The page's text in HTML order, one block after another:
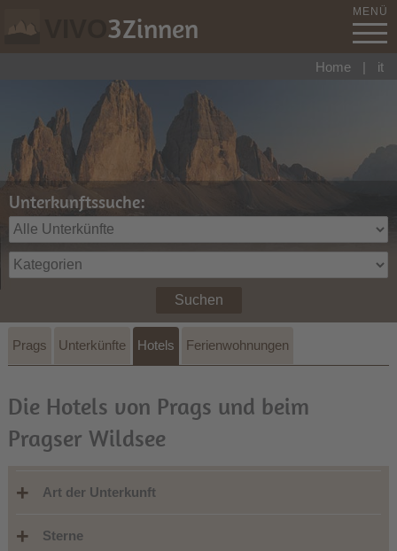
3Zinnen MENÜ
Unterkunftssuche:
Suchen
Home | it
Prags Unterkünfte Hotels Ferienwohnungen
Die Hotels von Prags und beim
Pragser Wildsee
Art der Unterkunft
Sterne